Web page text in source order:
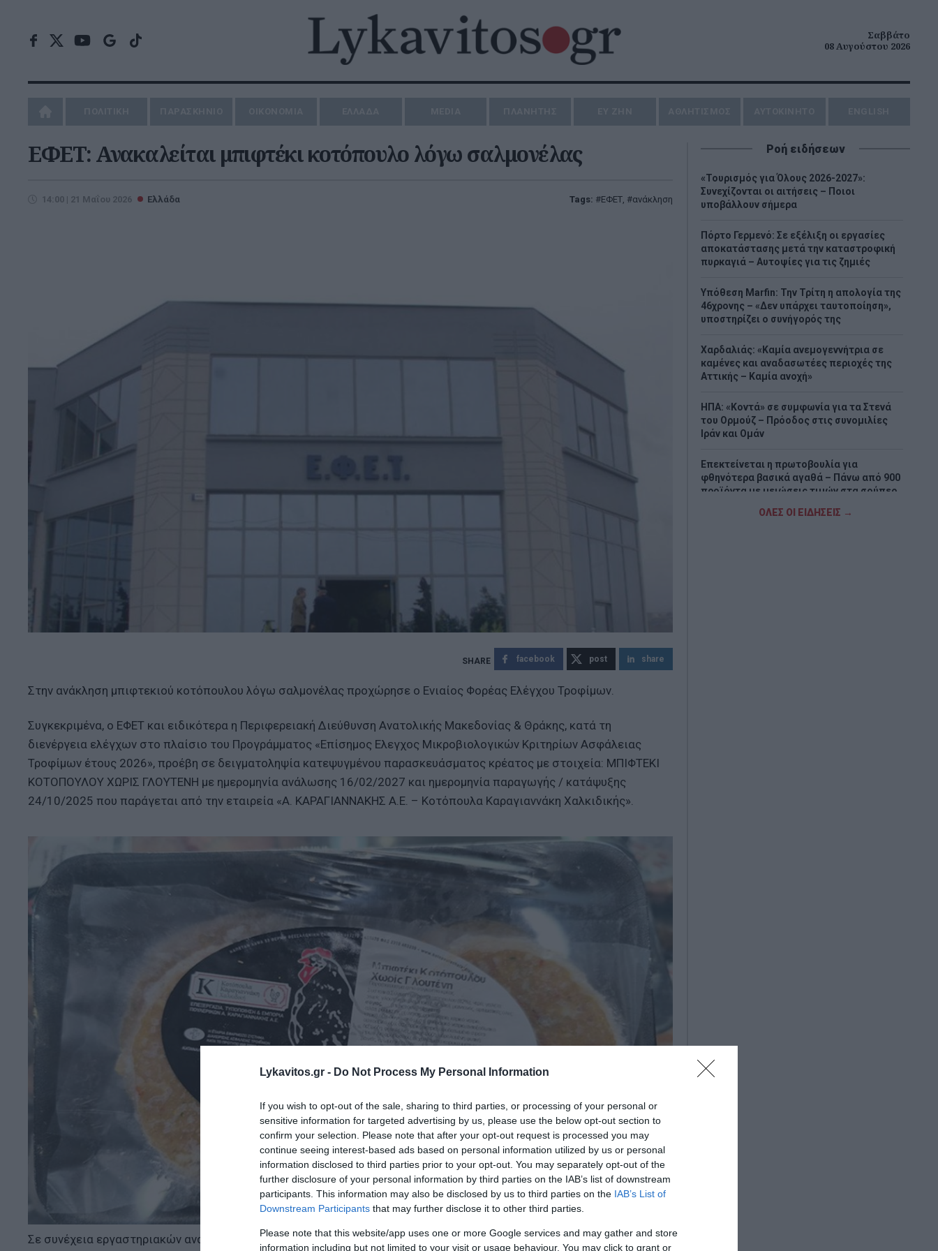
Lykavitos.gr - Do Not Process My Personal Information
If you wish to opt-out of the sale, sharing to third parties, or processing of your personal or
sensitive information for targeted advertising by us, please use the below opt-out section to
confirm your selection. Please note that after your opt-out request is processed you may
continue seeing interest-based ads based on personal information utilized by us or personal
information disclosed to third parties prior to your opt-out. You may separately opt-out of the
further disclosure of your personal information by third parties on the IAB’s list of downstream
participants. This information may also be disclosed by us to third parties on the IAB’s List of
Downstream Participants that may further disclose it to other third parties.
Please note that this website/app uses one or more Google services and may gather and store
information including but not limited to your visit or usage behaviour. You may click to grant or
Σαββάτο
08 Αυγούστου 2026
ΕΦΕΤ: Ανακαλείται μπιφτέκι κοτόπουλο λόγω σαλμονέλας
14:00 | 21 Μαΐου 2026 Ελλάδα Tags: ΕΦΕΤ, ανάκληση
facebook post share
Στην ανάκληση μπιφτεκιού κοτόπουλου λόγω σαλμονέλας προχώρησε ο Ενιαίος Φορέας Ελέγχου Τροφίμων.
Συγκεκριμένα, ο ΕΦΕΤ και ειδικότερα η Περιφερειακή Διεύθυνση Ανατολικής Μακεδονίας & Θράκης, κατά τη
διενέργεια ελέγχων στο πλαίσιο του Προγράμματος «Επίσημος Ελεγχος Μικροβιολογικών Κριτηρίων Ασφάλειας
Τροφίμων έτους 2026», προέβη σε δειγματοληψία κατεψυγμένου παρασκευάσματος κρέατος με στοιχεία: ΜΠΙΦΤΕΚΙ
ΚΟΤΟΠΟΥΛΟΥ ΧΩΡΙΣ ΓΛΟΥΤΕΝΗ με ημερομηνία ανάλωσης 16/02/2027 και ημερομηνία παραγωγής / κατάψυξης
24/10/2025 που παράγεται από την εταιρεία «Α. ΚΑΡΑΓΙΑΝΝΑΚΗΣ Α.Ε. – Κοτόπουλα Καραγιαννάκη Χαλκιδικής».
Σε συνέχεια εργαστηριακών αναλύσεων στο εργαστήριο του Τμήματος Κτηνιατρικού Εργαστηρίου Καβάλας της Δ/
Ροή ειδήσεων
«Τουρισμός για Όλους 2026-2027»:
Συνεχίζονται οι αιτήσεις – Ποιοι
υποβάλλουν σήμερα
Πόρτο Γερμενό: Σε εξέλιξη οι εργασίες
αποκατάστασης μετά την καταστροφική
πυρκαγιά – Αυτοψίες για τις ζημιές
Υπόθεση Marfin: Την Τρίτη η απολογία της
46χρονης – «Δεν υπάρχει ταυτοποίηση»,
υποστηρίζει ο συνήγορός της
Χαρδαλιάς: «Καμία ανεμογεννήτρια σε
καμένες και αναδασωτέες περιοχές της
Αττικής – Καμία ανοχή»
ΗΠΑ: «Κοντά» σε συμφωνία για τα Στενά
του Ορμούζ – Πρόοδος στις συνομιλίες
Ιράν και Ομάν
Επεκτείνεται η πρωτοβουλία για
φθηνότερα βασικά αγαθά – Πάνω από 900
προϊόντα με μειώσεις τιμών στα σούπερ
ΟΛΕΣ ΟΙ ΕΙΔΗΣΕΙΣ →